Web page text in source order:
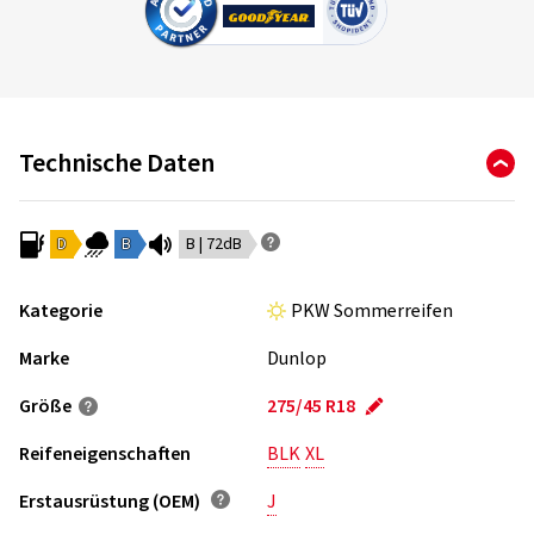
Technische Daten
D B B | 72dB
Kategorie
PKW Sommerreifen
Marke
Dunlop
Größe
275/45 R18
Reifeneigenschaften
BLKXL
Erstausrüstung (OEM)
J